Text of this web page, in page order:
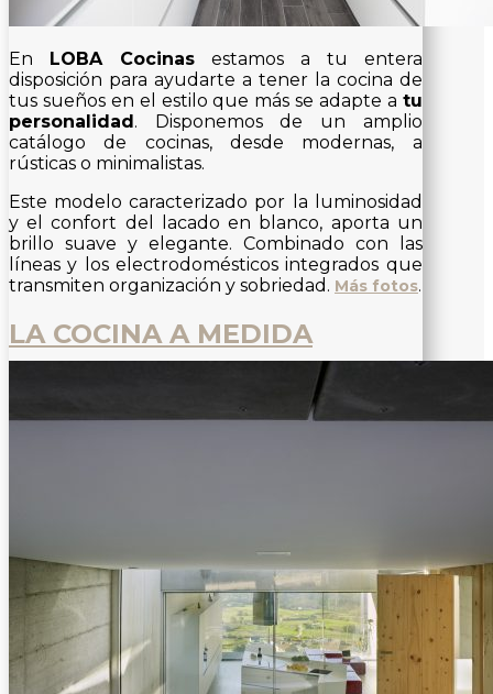
En LOBA Cocinasestamos a tu entera
disposición para ayudarte a tener la cocina de
tus sueños en el estilo que más se adapte a tu
personalidad . Disponemos de un amplio
catálogo de cocinas, desde modernas, a
rústicas o minimalistas.
Este modelo caracterizado por la luminosidad
y el confort del lacado en blanco, aporta un
brillo suave y elegante. Combinado con las
líneas y los electrodomésticos integrados que
transmiten organización y sobriedad. Más fotos.
LA COCINA A MEDIDA